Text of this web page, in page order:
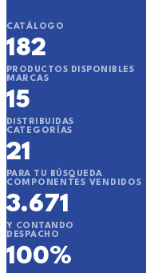
CATÁLOGO
182
PRODUCTOS DISPONIBLES
MARCAS
15
DISTRIBUIDAS
CATEGORÍAS
21
PARA TU BÚSQUEDA
COMPONENTES VENDIDOS
3.671
Y CONTANDO
DESPACHO
100%